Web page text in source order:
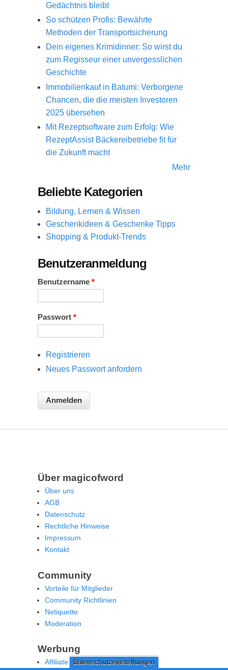
Datenschutzeinstellungen
Gedächtnis bleibt
So schützen Profis: Bewährte
Methoden der Transportsicherung
Dein eigenes Krimidinner: So wirst du
zum Regisseur einer unvergesslichen
Geschichte
Immobilienkauf in Batumi: Verborgene
Chancen, die die meisten Investoren
2025 übersehen
Mit Rezeptsoftware zum Erfolg: Wie
RezeptAssist Bäckereibetriebe fit für
die Zukunft macht
Mehr
Beliebte Kategorien
Bildung, Lernen & Wissen
Geschenkideen & Geschenke Tipps
Shopping & Produkt-Trends
Benutzeranmeldung
Benutzername *
Passwort *
Registrieren
Neues Passwort anfordern
Über magicofword
Über uns
AGB
Datenschutz
Rechtliche Hinweise
Impressum
Kontakt
Community
Vorteile für Mitglieder
Community Richtlinien
Netiquette
Moderation
Werbung
Affiliate Offenlegung